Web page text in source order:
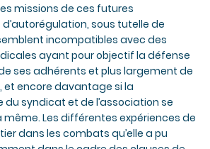
missions de ces futures
sous tutelle de
semblent incompatibles avec des
ayant pour objectif la défense
ses adhérents et plus largement de
et encore davantage si la
du syndicat et de l’association se
même. Les différentes expériences de
dans les combats qu’elle a pu